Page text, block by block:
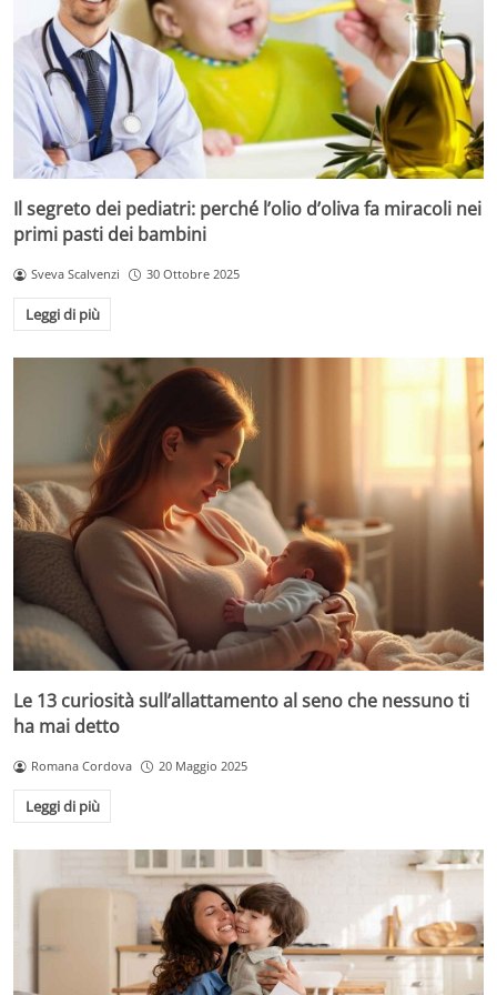
Il segreto dei pediatri: perché l’olio d’oliva fa miracoli nei
primi pasti dei bambini
Sveva Scalvenzi 30 Ottobre 2025
Leggi di più
Le 13 curiosità sull’allattamento al seno che nessuno ti
ha mai detto
Romana Cordova 20 Maggio 2025
Leggi di più